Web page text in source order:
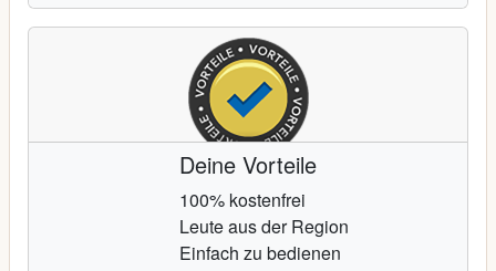
Deine Vorteile
100% kostenfrei
Leute aus der Region
Einfach zu bedienen